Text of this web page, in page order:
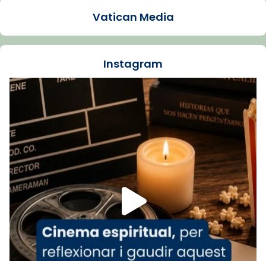
La Carmina va patir depressió. Fa gairebé
dos mesos, a l'Estadi Lluís Companys, la
Recupera l'entrevista comp
Vatican
tican News 👇
www.vaticannews.va/es/iglesia/news/2026-
07/carmina-historia-depresion-papa-viaje-
espana-testimoni...
Foto
View on Facebook · Share
Arquebisbat de Barcelona
2 weeks ago
Vatican Media
Instagram